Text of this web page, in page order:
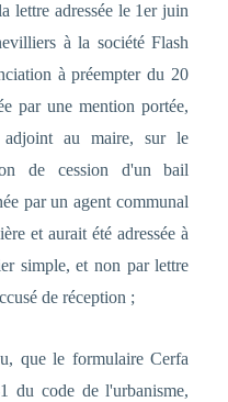
lettre adressée le 1er juin
à la société Flash
à préempter du 20
par une mention portée,
au maire, sur le
de cession d'un bail
par un agent communal
et aurait été adressée à
simple, et non par lettre
de réception ;
que le formulaire Cerfa
du code de l'urbanisme,